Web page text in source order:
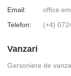
Email:
Telefon:
(+4)
Vanzari
Garsoniere de